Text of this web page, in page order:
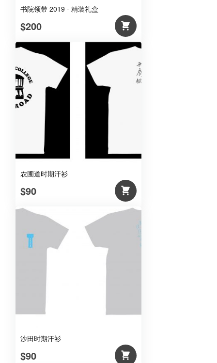
书院领带 2019 - 精装礼盒
$200
农圃道时期汗衫
$90
沙田时期汗衫
$90